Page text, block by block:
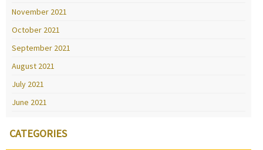
November 2021
October 2021
September 2021
August 2021
July 2021
June 2021
CATEGORIES